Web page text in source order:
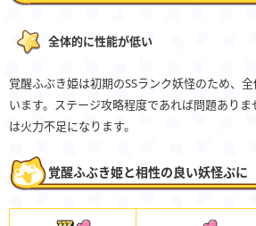
全体的に性能が低い
覚醒ふぶき姫は初期のSSランク妖怪のため、
います。ステージ攻略程度であれば問題あり
は火力不足になります。
覚醒ふぶき姫と相性の良い妖怪ぷに